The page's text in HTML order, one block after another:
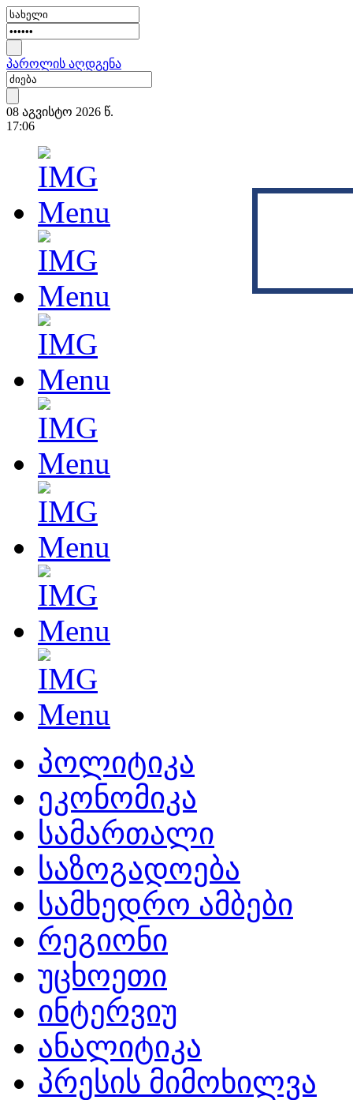
პაროლის აღდგენა
08 აგვისტო 2026 წ.
17:06
პოლიტიკა
ეკონომიკა
სამართალი
საზოგადოება
სამხედრო ამბები
რეგიონი
უცხოეთი
ინტერვიუ
ანალიტიკა
პრესის მიმოხილვა